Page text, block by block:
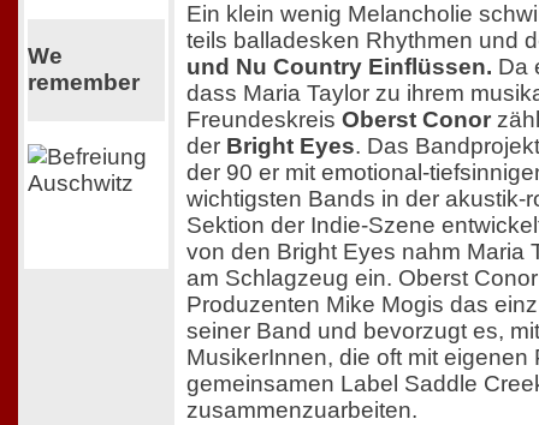
We
remember
Ein klein wenig Melancholie
teils balladesken Rhythmen und
und Nu Country Einflüssen. Da
dass Maria Taylor zu ihrem
Freundeskreis Oberst Conor
der Bright Eyes. Das
der 90 er mit emotional-
wichtigsten Bands in der akustik-
Sektion der Indie-Szene
von den Bright Eyes nahm Maria
am Schlagzeug ein. Oberst
Produzenten Mike Mogis das
seiner Band und bevorzugt es,
MusikerInnen, die oft mit eigenen
gemeinsamen Label Saddle
zusammenzuarbeiten.